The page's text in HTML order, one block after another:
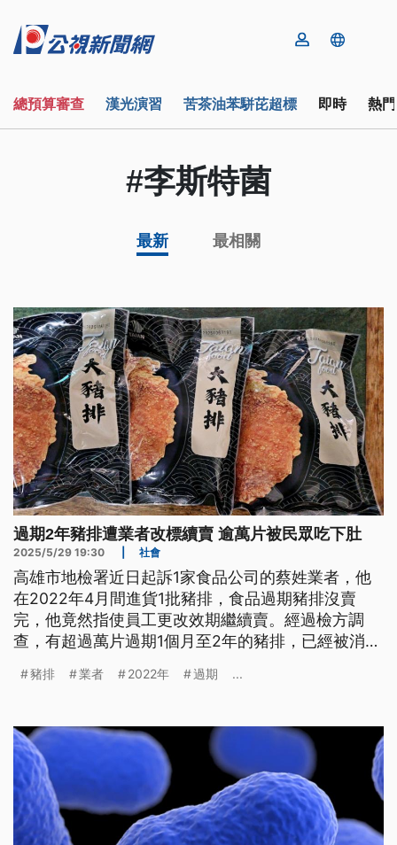
總預算審查 漢光演習 苦茶油苯駢芘超標 即時 熱
#李斯特菌
最新 最相關
過期2年豬排遭業者改標續賣 逾萬片被民眾吃下肚
2025/5/29 19:30 社會
高雄市地檢署近日起訴1家食品公司的蔡姓業者，他
在2022年4月間進貨1批豬排，食品過期豬排沒賣
完，他竟然指使員工更改效期繼續賣。經過檢方調
查，有超過萬片過期1個月至2年的豬排，已經被消費
豬排 業者 2022年 過期 ...